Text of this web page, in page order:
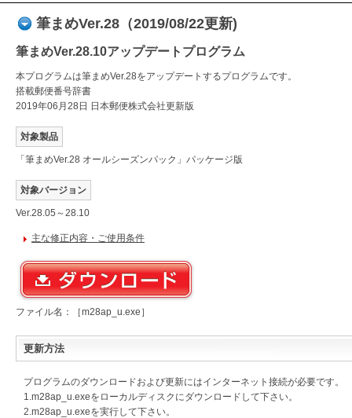
筆まめVer.28（2019/08/22更新)
筆まめVer.28.10アップデートプログラム
本プログラムは筆まめVer.28をアップデートするプログラムです。
搭載郵便番号辞書
2019年06月28日 日本郵便株式会社更新版
対象製品
「筆まめVer.28 オールシーズンパック」パッケージ版
対象バージョン
Ver.28.05～28.10
主な修正内容・ご使用条件
ファイル名：［m28ap_u.exe］
更新方法
プログラムのダウンロードおよび更新にはインターネット接続が必要です。
1.m28ap_u.exeをローカルディスクにダウンロードして下さい。
2.m28ap_u.exeを実行して下さい。